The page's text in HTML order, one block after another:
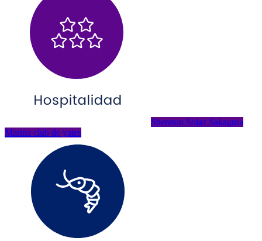
Sheraton Solaz Sakagura
Marina club de yates